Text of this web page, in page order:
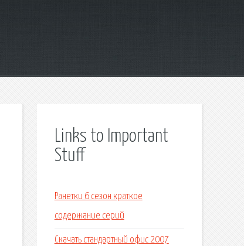
Links to Important
Stuff
Ранетки 6 сезон краткое
содержание серий
Скачать стандартный офис 2007